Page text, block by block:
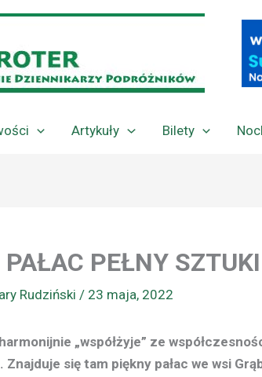
Artykuły Bilety
PAŁAC PEŁNY SZTUKI
Rudziński / 23 maja, 2022
„współżyje” ze
Znajduje się tam piękny pałac we wsi